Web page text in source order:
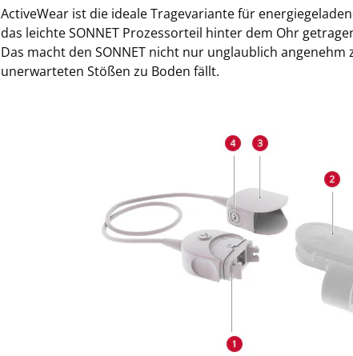
ActiveWear ist die ideale Tragevariante für
das leichte SONNET Prozessorteil hinter dem Ohr
Das macht den SONNET nicht nur unglaublich
unerwarteten Stößen zu Boden fällt.